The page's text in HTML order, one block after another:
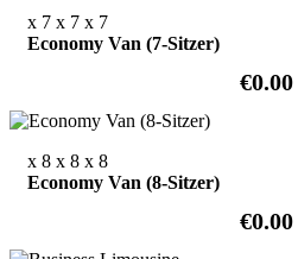
x 7 x 7 x 7
Economy Van (7-Sitzer)
€0.00
x 8 x 8 x 8
Economy Van (8-Sitzer)
€0.00